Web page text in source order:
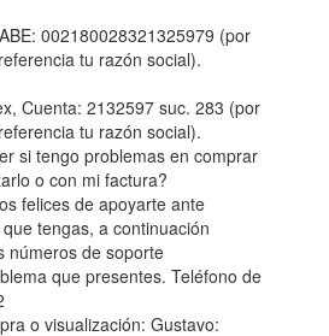
002180028321325979 (por
tu razón social).
Cuenta: 2132597 suc. 283 (por
tu razón social).
si tengo problemas en comprar
o con mi factura?
felices de apoyarte ante
tengas, a continuación
números de soporte
que presentes. Teléfono de
o visualización: Gustavo: